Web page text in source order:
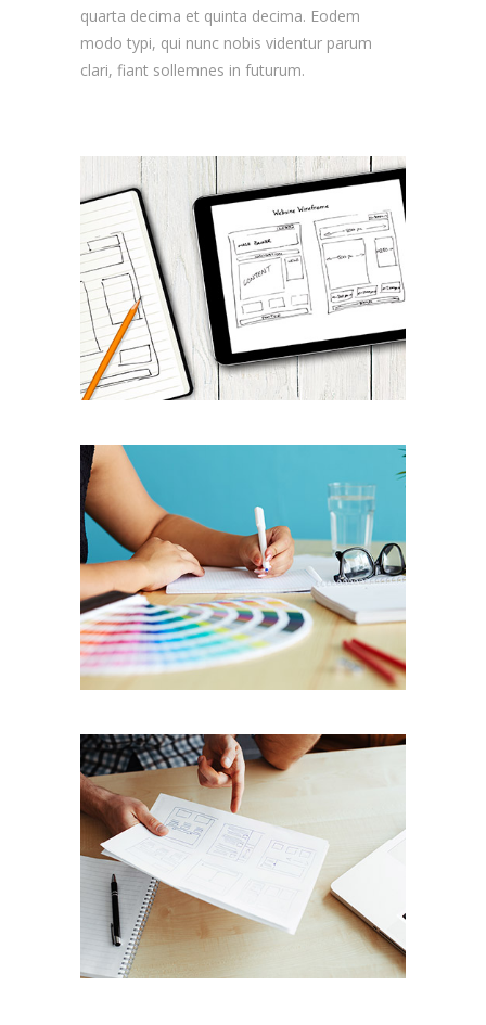
quarta decima et quinta decima. Eodem
modo typi, qui nunc nobis videntur parum
clari, fiant sollemnes in futurum.